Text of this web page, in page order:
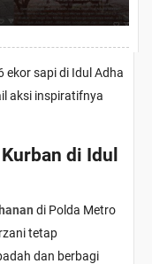
ekor sapi di Idul Adha
aksi inspiratifnya
di Idul
di Polda Metro
tetap
dan berbagi